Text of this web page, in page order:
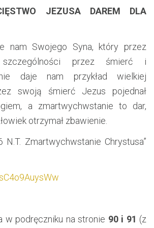
JEZUSA DAREM DLA
nam Swojego Syna, który przez
przez śmierć i
daje nam przykład wielkiej
swoją śmierć Jezus pojednał
a zmartwychwstanie to dar,
otrzymał zbawienie.
N.T. Zmartwychwstanie Chrystusa”
w podręczniku na stronie 90 i 91 (z